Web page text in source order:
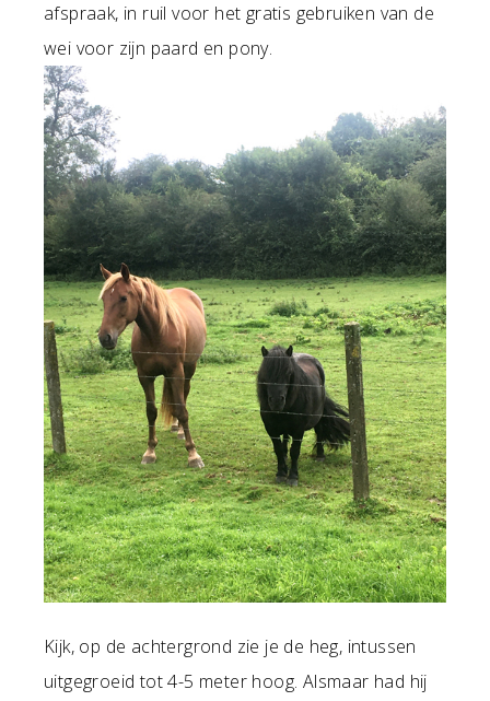
afspraak, in ruil voor het gratis gebruiken van de
wei voor zijn paard en pony.
Kijk, op de achtergrond zie je de heg, intussen
uitgegroeid tot 4-5 meter hoog. Alsmaar had hij